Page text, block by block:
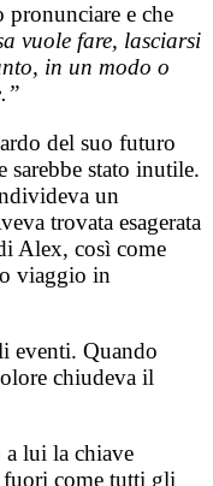
pronunciare e che
vuole fare, lasciarsi
in un modo o
del suo futuro
sarebbe stato inutile.
un
trovata esagerata
Alex, così come
viaggio in
eventi. Quando
chiudeva il
a lui la chiave
fuori come tutti gli